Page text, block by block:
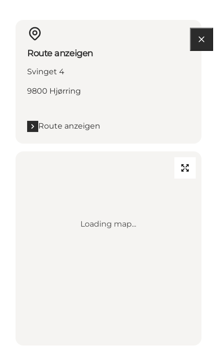
Route anzeigen
Svinget 4
9800 Hjørring
Route anzeigen
Loading map...